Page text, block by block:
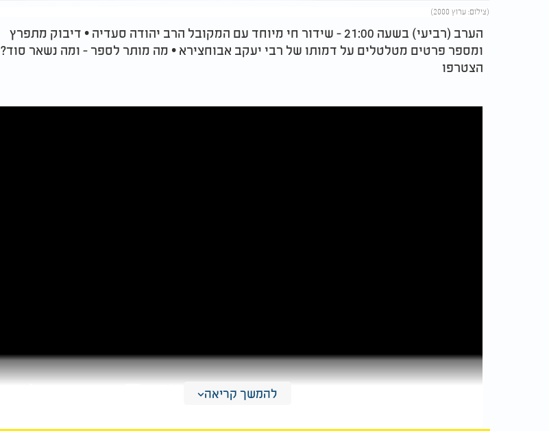
(צילום: ערוץ 2000)
הערב (רביעי) בשעה 21:00 - שידור חי מיוחד עם המקובל הרב יהודה סעדיה • דיבוק מתפרץ
ומספר פרטים מטלטלים על דמותו של רבי יעקב אבוחצירא • מה מותר לספר - ומה נשאר סוד?
הצטרפו
להמשך קריאה